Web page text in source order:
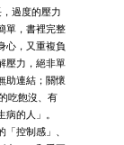
過度的壓力
單，書裡完整
心，又重複負
壓力，絕非單
助連結；關懷
吃飽沒、有
的人」。
控制感」、